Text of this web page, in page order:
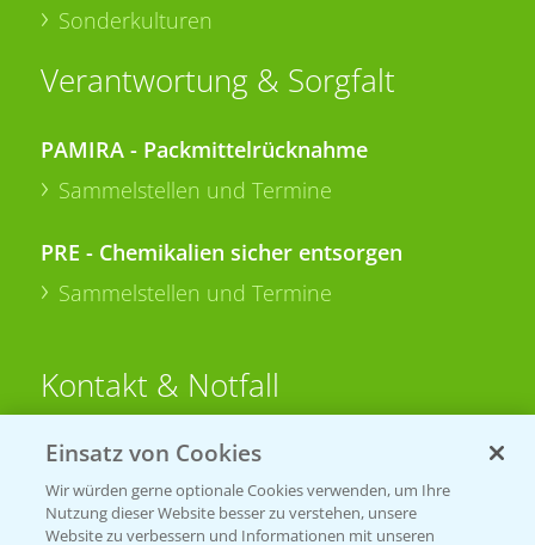
Sonderkulturen
Verantwortung & Sorgfalt
PAMIRA - Packmittelrücknahme
Sammelstellen und Termine
PRE - Chemikalien sicher entsorgen
Sammelstellen und Termine
Kontakt & Notfall
Beratung auf WhatsApp
T.+49 (0)174 346 564 1
Einsatz von Cookies
Wir würden gerne optionale Cookies verwenden, um Ihre
Nutzung dieser Website besser zu verstehen, unsere
Website zu verbessern und Informationen mit unseren